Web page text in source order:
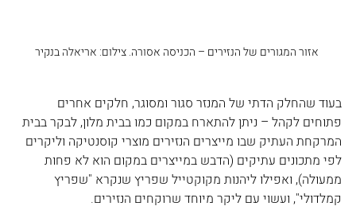
בעוד שהחלק הדתי של המנזר סגור ומסוגר, חלקים אחרים
פתוחים לקהל – ניתן להתארח במקום כמו בבית מלון, לבקר בבית
המרקחת העתיק שבו מייצרים הנזירים מוצרי קוסנטיקה וליקרים
לפי מתכונים עתיקים (הדבש במייצרים במקום הוא לא פחות
ממעולה), ואפילו ליהנות מקוקטייל שפריץ שנקרא "שפריץ
קמלדולי", ועשוי עם ליקר מיוחד שרוקחים הנזירים.